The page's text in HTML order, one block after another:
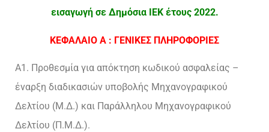
εισαγωγή σε Δημόσια ΙΕΚ έτους 2022.
ΚΕΦΑΛΑΙΟ Α : ΓΕΝΙΚΕΣ ΠΛΗΡΟΦΟΡΙΕΣ
Α1. Προθεσμία για απόκτηση κωδικού ασφαλείας –
έναρξη διαδικασιών υποβολής Μηχανογραφικού
Δελτίου (Μ.Δ.) και Παράλληλου Μηχανογραφικού
Δελτίου (Π.Μ.Δ.).